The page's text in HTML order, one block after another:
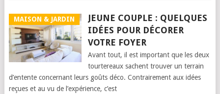
MAISON & JARDIN
JEUNE COUPLE : QUELQUES
IDÉES POUR DÉCORER
VOTRE FOYER
Avant tout, il est important que les deux
tourtereaux sachent trouver un terrain
d’entente concernant leurs goûts déco. Contrairement aux idées
reçues et au vu de l’expérience, c’est